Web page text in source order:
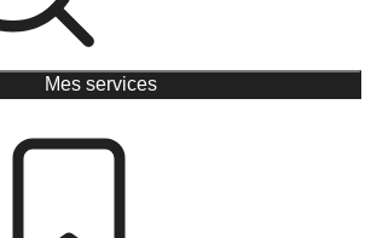
Mes services